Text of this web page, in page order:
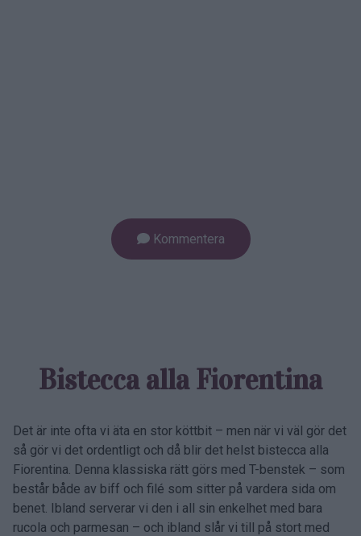
Kommentera
Bistecca alla Fiorentina
Det är inte ofta vi äta en stor köttbit – men när vi väl gör det
så gör vi det ordentligt och då blir det helst bistecca alla
Fiorentina. Denna klassiska rätt görs med T-benstek – som
består både av biff och filé som sitter på vardera sida om
benet. Ibland serverar vi den i all sin enkelhet med bara
rucola och parmesan – och ibland slår vi till på stort med